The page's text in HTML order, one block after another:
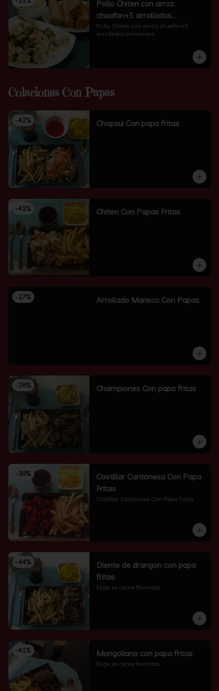
Pollo Chiten con arroz
chuafan+5 arrollados
primavera
Pollo Chiten con arroz chuafan+5
arrollados primavera
Colaciones Con Papas
-42% Chapsui Con papa fritas
-42% Chiten Con Papas Fritas
-27% Arrollado Marisco Con Papas
-38% Championes Con papa fritas
-39%
Costillar Cantonesa Con Papa
Fritas
Costillar Cantonesa Con Papa Fritas
-44%
Diente de drangon con papa
fritas
Elige su carne favoritas
-41% Mongoliano con papa fritas
Elige su carne favoritas